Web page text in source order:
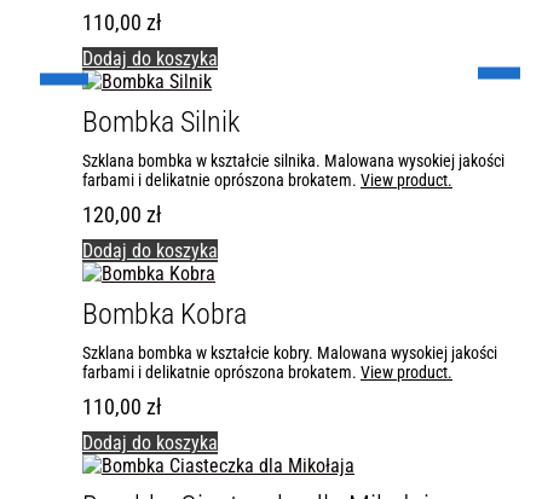
110,00 zł
Dodaj do koszyka
Bombka Silnik
Szklana bombka w kształcie silnika. Malowana wysokiej jakości
farbami i delikatnie oprószona brokatem. View product.
120,00 zł
Dodaj do koszyka
Bombka Kobra
Szklana bombka w kształcie kobry. Malowana wysokiej jakości
farbami i delikatnie oprószona brokatem. View product.
110,00 zł
Dodaj do koszyka